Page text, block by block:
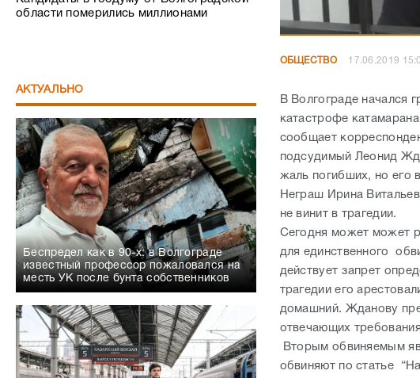
Беспредел как в 90-х: в Волгограде
известный профессор пожаловался на
месть УК после бунта собственников
«Лучше быть крупной рыбой в
маленьком водоеме»: почему молодые
волгоградцы все чаще возвращаются
домой из Москвы
катастрофе
сообщает
подсудимый Леонид